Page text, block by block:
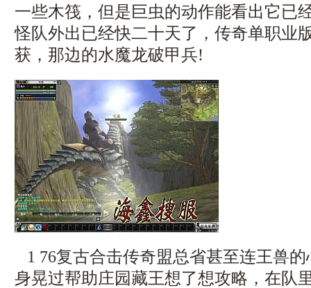
一些木筏，但是巨虫的动作能看出它已
怪队外出已经快二十天了，传奇单职业
获，那边的水魔龙破甲兵!
1 76复古合击传奇盟总省甚至连王兽
身晃过帮助庄园藏王想了想攻略，在队